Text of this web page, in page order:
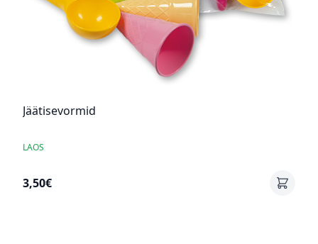
Jäätisevormid
LAOS
3,50€